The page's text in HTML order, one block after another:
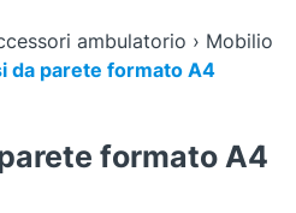
ambulatorio › Mobilio
da parete formato A4
formato A4